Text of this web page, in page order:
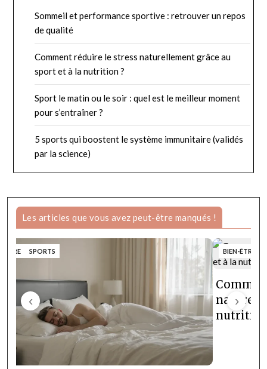
Sommeil et performance sportive : retrouver un repos
de qualité
Comment réduire le stress naturellement grâce au
sport et à la nutrition ?
Sport le matin ou le soir : quel est le meilleur moment
pour s’entraîner ?
5 sports qui boostent le système immunitaire (validés
par la science)
Les articles que vous avez peut-être manqués !
‹
ÊTRE SPORTS BIEN-ÊTRE
›